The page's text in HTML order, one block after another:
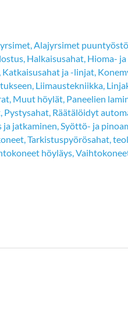
,Alajyrsimet
, Halkaisusahat, Hioma-
, Katkaisusahat ja -linjat,
, Liimaustekniikka,
, Muut höylät, Paneelien
, Pystysahat, Räätälöidyt
ja jatkaminen,Syöttö- ja
,Tarkistuspyörösahat,
höyläys,